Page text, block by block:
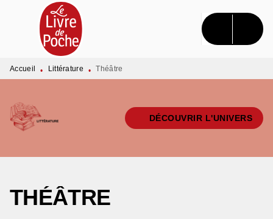
MENU RECHERCHE CONTENU
PIED DE PAGE
Accueil • Littérature • Théâtre
DÉCOUVRIR L'UNIVERS
THÉÂTRE